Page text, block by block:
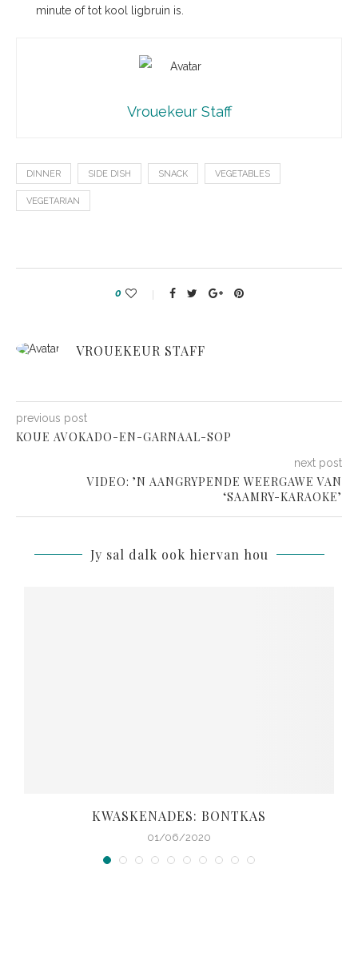
minute of tot kool ligbruin is.
Vrouekeur Staff
DINNER SIDE DISH SNACK VEGETABLES
VEGETARIAN
0
VROUEKEUR STAFF
previous post
KOUE AVOKADO-EN-GARNAAL-SOP
next post
VIDEO: ’N AANGRYPENDE WEERGAWE VAN
‘SAAMRY-KARAOKE’
Jy sal dalk ook hiervan hou
KWASKENADES: BONTKAS
01/06/2020